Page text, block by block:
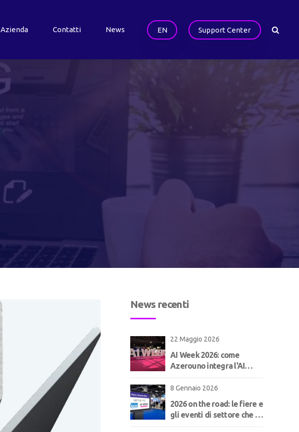
EN Support Center
Azienda Contatti News
News recenti
22 Maggio 2026
AI Week 2026: come
Azerouno integra l'AI
manifatturiero | Concept
8 Gennaio 2026
2026 on the road: le fiere e
gli eventi di settore che ci